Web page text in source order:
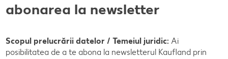
abonarea la newsletter
Scopul prelucrării datelor / Temeiul juridic: Ai
posibilitatea de a te abona la newsletterul Kaufland prin